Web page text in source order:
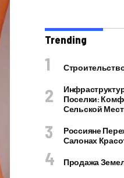
Trending
Поселки:
Сельской
Россияне
Салонах
Продажа